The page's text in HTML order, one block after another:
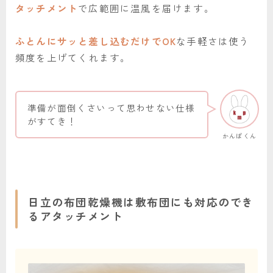
タッチメント で広範囲に温風を届けます。
ふとんにサッと差し込むだけでOKな手軽さは使う
頻度を上げてくれます。
かんぱくん
準備が面倒くさいって思わせない仕様
がすてき！
日立の布団乾燥機は敷布団にも対応のでき
るアタッチメント